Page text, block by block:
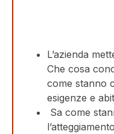
L’azienda
Che cosa
come stanno
esigenze e
Sa come